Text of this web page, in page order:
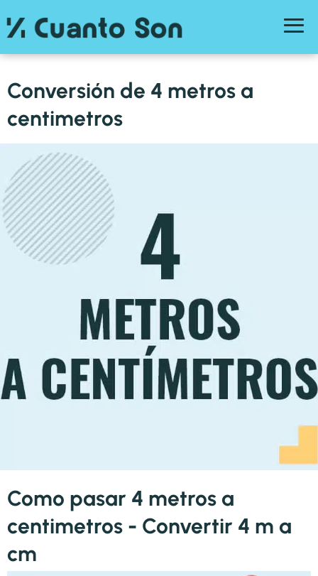
Conversión de 4 metros a
centimetros
Como pasar 4 metros a
centimetros - Convertir 4 m a
cm